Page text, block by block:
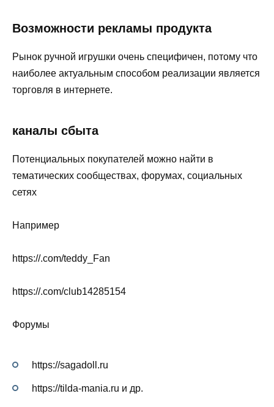
Возможности рекламы продукта
Рынок ручной игрушки очень специфичен, потому что
наиболее актуальным способом реализации является
торговля в интернете.
каналы сбыта
Потенциальных покупателей можно найти в
тематических сообществах, форумах, социальных
сетях
Например
https://.com/teddy_Fan
https://.com/club14285154
Форумы
https://sagadoll.ru
https://tilda-mania.ru и др.